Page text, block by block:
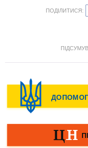
ПОДІЛИТИСЯ: